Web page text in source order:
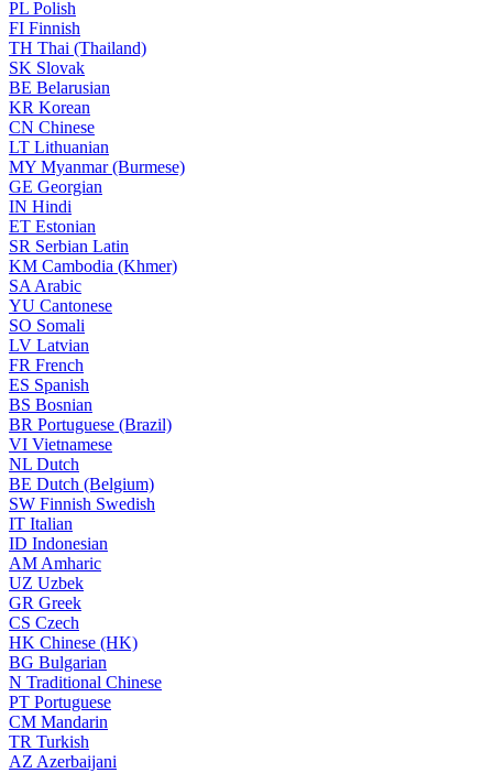
PL Polish
FI Finnish
TH Thai (Thailand)
SK Slovak
BE Belarusian
KR Korean
CN Chinese
LT Lithuanian
MY Myanmar (Burmese)
GE Georgian
IN Hindi
ET Estonian
SR Serbian Latin
KM Cambodia (Khmer)
SA Arabic
YU Cantonese
SO Somali
LV Latvian
FR French
ES Spanish
BS Bosnian
BR Portuguese (Brazil)
VI Vietnamese
NL Dutch
BE Dutch (Belgium)
SW Finnish Swedish
IT Italian
ID Indonesian
AM Amharic
UZ Uzbek
GR Greek
CS Czech
HK Chinese (HK)
BG Bulgarian
N Traditional Chinese
PT Portuguese
CM Mandarin
TR Turkish
AZ Azerbaijani